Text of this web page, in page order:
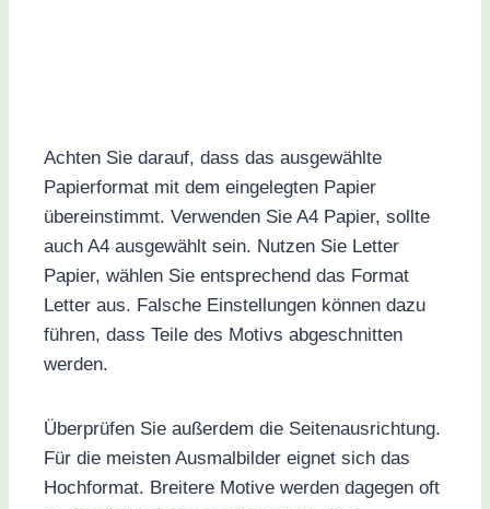
Achten Sie darauf, dass das ausgewählte
Papierformat mit dem eingelegten Papier
übereinstimmt. Verwenden Sie A4 Papier, sollte
auch A4 ausgewählt sein. Nutzen Sie Letter
Papier, wählen Sie entsprechend das Format
Letter aus. Falsche Einstellungen können dazu
führen, dass Teile des Motivs abgeschnitten
werden.
Überprüfen Sie außerdem die Seitenausrichtung.
Für die meisten Ausmalbilder eignet sich das
Hochformat. Breitere Motive werden dagegen oft